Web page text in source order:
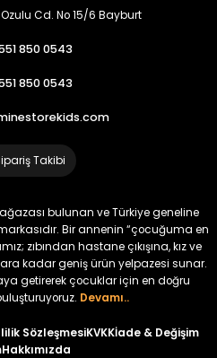
Cd. No 15/6 Bayburt
850 0543
850 0543
Takibi
bulunan ve Türkiye geneline
Bir annenin “çocuğuma en
zıbından hastane çıkışına, kız ve
kadar geniş ürün yelpazesi sunar.
getirerek çocuklar için en doğru
Devamı..
SözleşmesiKVKKİade & Değişim
Hakkımızda